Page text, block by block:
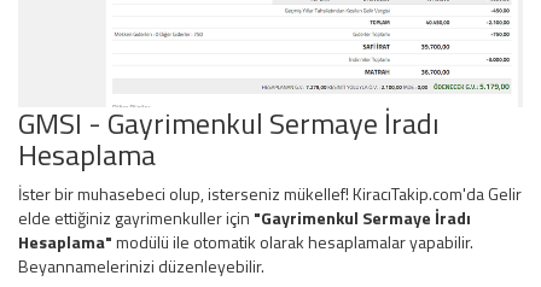
GMSI - Gayrimenkul Sermaye İradı
Hesaplama
İster bir muhasebeci olup, isterseniz mükellef! KiracıTakip.com'da Gelir
elde ettiğiniz gayrimenkuller için "Gayrimenkul Sermaye İradı
Hesaplama"modülü ile otomatik olarak hesaplamalar yapabilir.
Beyannamelerinizi düzenleyebilir.